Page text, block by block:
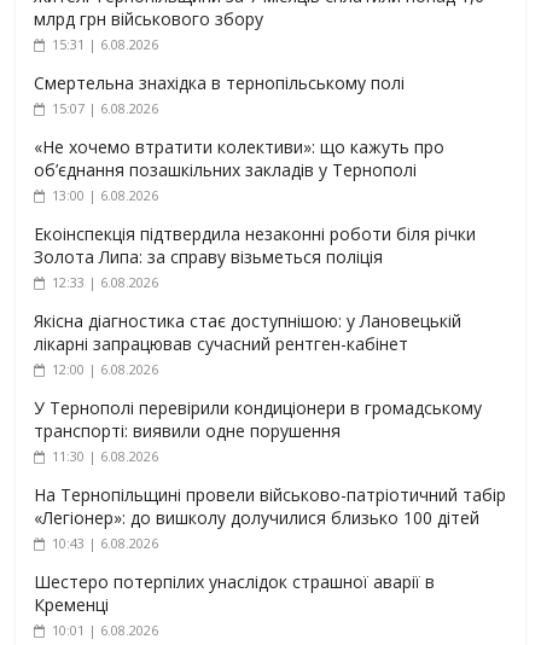
млрд грн військового збору
15:31 | 6.08.2026
Смертельна знахідка в тернопільському полі
15:07 | 6.08.2026
«Не хочемо втратити колективи»: що кажуть про
об’єднання позашкільних закладів у Тернополі
13:00 | 6.08.2026
Екоінспекція підтвердила незаконні роботи біля річки
Золота Липа: за справу візьметься поліція
12:33 | 6.08.2026
Якісна діагностика стає доступнішою: у Лановецькій
лікарні запрацював сучасний рентген-кабінет
12:00 | 6.08.2026
У Тернополі перевірили кондиціонери в громадському
транспорті: виявили одне порушення
11:30 | 6.08.2026
На Тернопільщині провели військово-патріотичний табір
«Легіонер»: до вишколу долучилися близько 100 дітей
10:43 | 6.08.2026
Шестеро потерпілих унаслідок страшної аварії в
Кременці
10:01 | 6.08.2026